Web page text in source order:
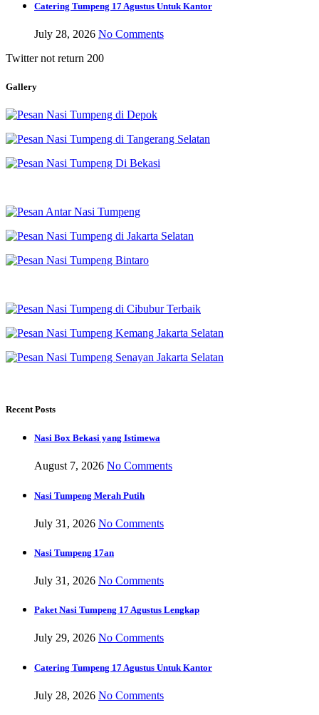
Catering Tumpeng 17 Agustus Untuk Kantor
July 28, 2026 No Comments
Twitter not return 200
Gallery
Recent Posts
Nasi Box Bekasi yang Istimewa
August 7, 2026 No Comments
Nasi Tumpeng Merah Putih
July 31, 2026 No Comments
Nasi Tumpeng 17an
July 31, 2026 No Comments
Paket Nasi Tumpeng 17 Agustus Lengkap
July 29, 2026 No Comments
Catering Tumpeng 17 Agustus Untuk Kantor
July 28, 2026 No Comments